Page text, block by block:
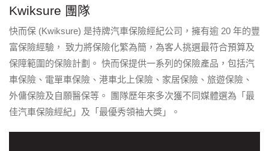
Kwiksure 團隊
快而保 (Kwiksure) 是持牌汽車保險經紀公司，擁有逾 20 年的豐
富保險經驗， 致力將保險化繁為簡，為客人挑選最符合預算及
保障範圍的保險計劃。 快而保提供一系列的保險產品，包括汽
車保險、電單車保險、港車北上保險、家居保險、旅遊保險、
外傭保險及自願醫保等。 團隊歷年來多次獲不同媒體選為「最
佳汽車保險經紀」及「最優秀領袖大獎」。